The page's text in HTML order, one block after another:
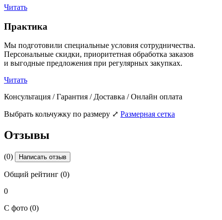
Читать
Практика
Мы подготовили специальные условия сотрудничества.
Персональные скидки, приоритетная обработка заказов
и выгодные предложения при регулярных закупках.
Читать
Консультация / Гарантия / Доставка / Онлайн оплата
Выбрать кольчужку по размеру ⤢ Размерная сетка
Отзывы
(0) Написать отзыв
Общий рейтинг (0)
0
С фото (0)